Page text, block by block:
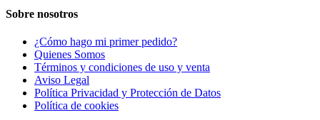
Sobre nosotros
¿Cómo hago mi primer pedido?
Quienes Somos
Términos y condiciones de uso y venta
Aviso Legal
Política Privacidad y Protección de Datos
Política de cookies